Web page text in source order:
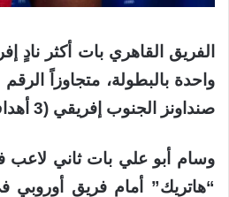
الفريق القاهري بات أكثر نادٍ
واحدة بالبطولة، متجاوزاً
صنداونز الجنوب إفريقي (3 أهداف أمام دورتموند).
وسام أبو علي بات ثاني لاعب
“هاتريك” أمام فريق أوروبي